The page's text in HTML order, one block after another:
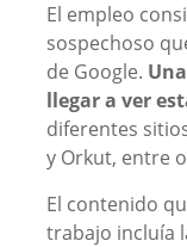
El empleo
sospechoso
de Google.
llegar a ver
diferentes
y Orkut, entre
El contenido
trabajo incluía